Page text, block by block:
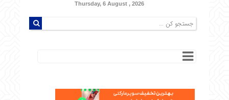
Thursday, 6 August , 2026